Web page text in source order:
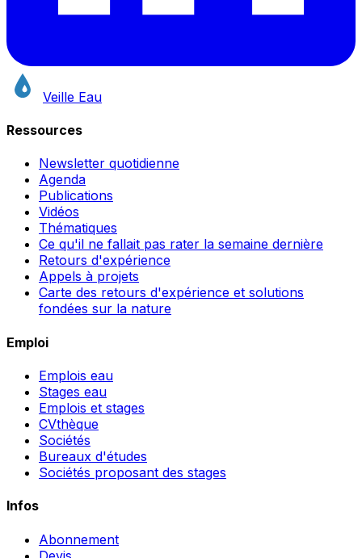
Veille Eau
Ressources
Newsletter quotidienne
Agenda
Publications
Vidéos
Thématiques
Ce qu'il ne fallait pas rater la semaine dernière
Retours d'expérience
Appels à projets
Carte des retours d'expérience et solutions
fondées sur la nature
Emploi
Emplois eau
Stages eau
Emplois et stages
CVthèque
Sociétés
Bureaux d'études
Sociétés proposant des stages
Infos
Abonnement